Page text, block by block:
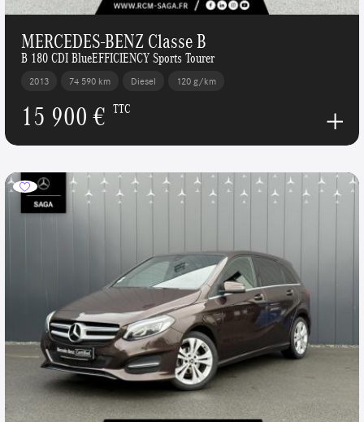
MERCEDES-BENZ Classe B
B 180 CDI BlueEFFICIENCY Sports Tourer
2013 74 590 km Diesel 120 g/km
15 900 € TTC